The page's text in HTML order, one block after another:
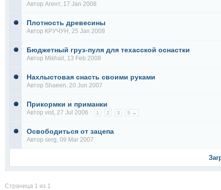
Автор Агент, 17 Jan 2008
Плотность древесины
Автор КРУЧУН , 25 Jan 2008
Бюджетный груз-пуля для техасской оснастки
Автор Mikhail , 13 Feb 2008
Нахлыстовая снасть своими руками
Автор Shaeen, 20 Jun 2007
Прикормки и приманки
Автор vist, 27 Jul 2006 1 2 3 5 →
Освободиться от зацепа
Автор serg, 09 Mar 2007
Страница 1 из 1